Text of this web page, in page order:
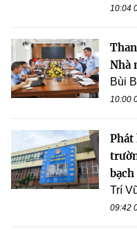
10:04
Nhà
Bùi
10:00
Phát
Trí
09:42